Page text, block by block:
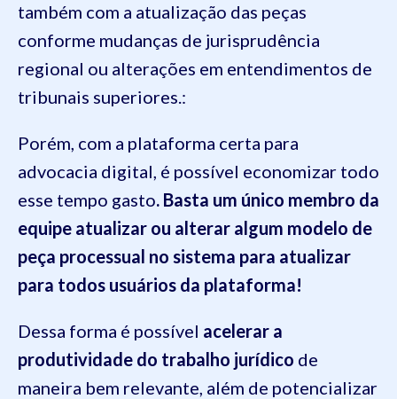
também com a atualização das peças
conforme mudanças de jurisprudência
regional ou alterações em entendimentos de
tribunais superiores.:
Porém, com a plataforma certa para
advocacia digital, é possível economizar todo
esse tempo gasto. Basta um único membro da
equipe atualizar ou alterar algum modelo de
peça processual no sistema para atualizar
para todos usuários da plataforma!
Dessa forma é possível acelerar a
produtividade do trabalho jurídico de
maneira bem relevante, além de potencializar